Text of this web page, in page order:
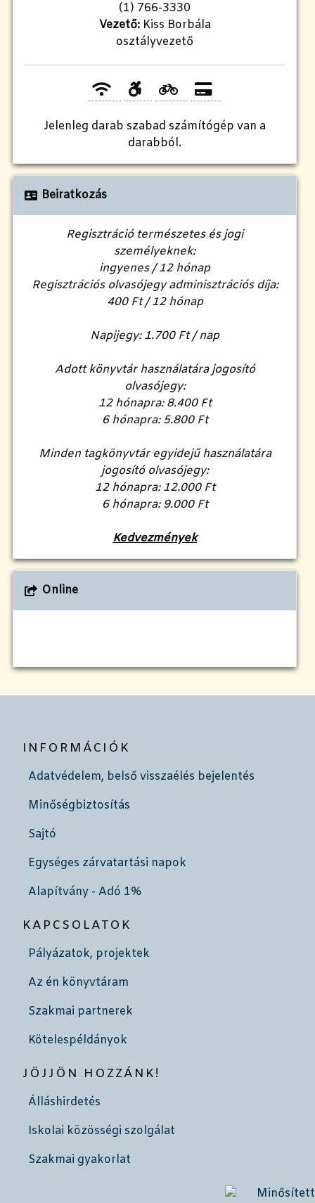
(1) 766-3330
Vezető:Kiss Borbála
osztályvezető
Jelenleg darab szabad számítógép van a
darabból.
Beiratkozás
Regisztráció természetes és jogi
személyeknek:
ingyenes / 12 hónap
Regisztrációs olvasójegy adminisztrációs díja:
400 Ft / 12 hónap
Napijegy: 1.700 Ft / nap
Adott könyvtár használatára jogosító
olvasójegy:
12 hónapra: 8.400 Ft
6 hónapra: 5.800 Ft
Minden tagkönyvtár egyidejű használatára
jogosító olvasójegy:
12 hónapra: 12.000 Ft
6 hónapra: 9.000 Ft
Kedvezmények
Online
INFORMÁCIÓK
Adatvédelem, belső visszaélés bejelentés
Minőségbiztosítás
Sajtó
Egységes zárvatartási napok
Alapítvány - Adó 1%
KAPCSOLATOK
Pályázatok, projektek
Az én könyvtáram
Szakmai partnerek
Kötelespéldányok
JÖJJÖN HOZZÁNK!
Álláshirdetés
Iskolai közösségi szolgálat
Szakmai gyakorlat